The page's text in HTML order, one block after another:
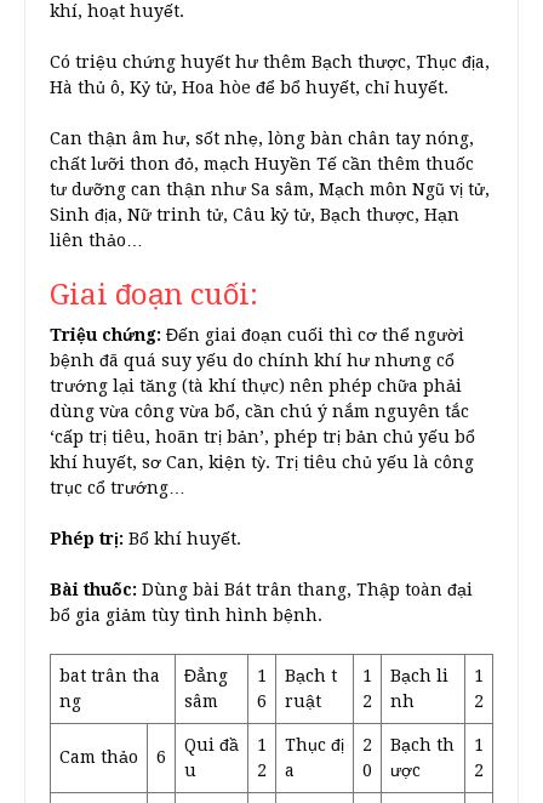
khí, hoạt huyết.
Có triệu chứng huyết hư thêm Bạch thược, Thục địa,
Hà thủ ô, Kỷ tử, Hoa hòe để bổ huyết, chỉ huyết.
Can thận âm hư, sốt nhẹ, lòng bàn chân tay nóng,
chất lưỡi thon đỏ, mạch Huyền Tế cần thêm thuốc
tư dưỡng can thận như Sa sâm, Mạch môn Ngũ vị tử,
Sinh địa, Nữ trinh tử, Câu kỷ tử, Bạch thược, Hạn
liên thảo…
Giai đoạn cuối:
Triệu chứng: Đến giai đoạn cuối thì cơ thể người
bệnh đã quá suy yếu do chính khí hư nhưng cổ
trướng lại tăng (tà khí thực) nên phép chữa phải
dùng vừa công vừa bổ, cần chú ý nắm nguyên tắc
‘cấp trị tiêu, hoãn trị bản’, phép trị bản chủ yếu bổ
khí huyết, sơ Can, kiện tỳ. Trị tiêu chủ yếu là công
trục cổ trướng…
Phép trị: Bổ khí huyết.
Bài thuốc: Dùng bài Bát trân thang, Thập toàn đại
bổ gia giảm tùy tình hình bệnh.
bat trân tha
ng
Đẳng
sâm
1
6
Bạch t
ruật
1
2
Bạch li
nh
1
2
Cam thảo 6
Qui đầ
u
1
2
Thục đị
a
2
0
Bạch th
ược
1
2